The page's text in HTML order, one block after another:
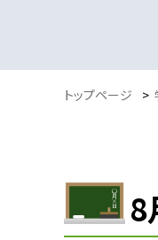
トップページ >
8